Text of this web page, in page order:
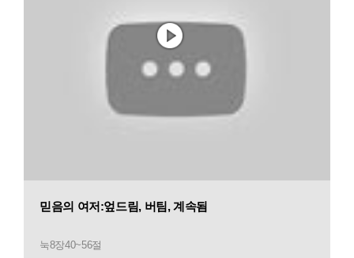
믿음의 여저:엎드림, 버팀, 계속됨
눅8장40~56절